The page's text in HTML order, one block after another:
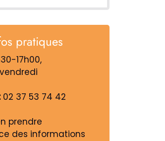
pratiques
17h00,
02 37 53 74 42
prendre
des informations